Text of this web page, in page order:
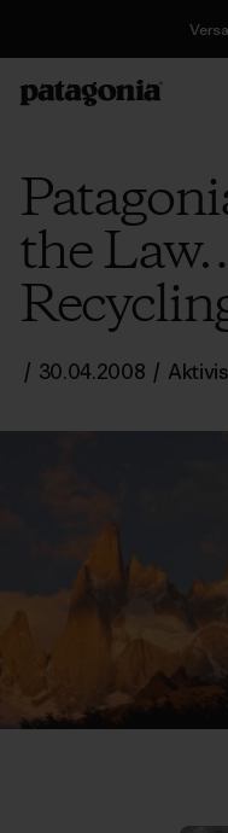
the
/ 30.04.2008 /